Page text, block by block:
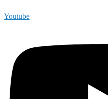
Youtube